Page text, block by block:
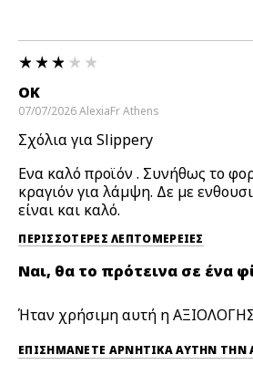
OK
07/07/2026AlexiaFrAthens
Σχόλια για Slippery
Ενα καλό προϊόν . Συνήθως το
κραγιόν για λάμψη. Δε με
είναι και καλό.
ΠΕΡΙΣΣΌΤΕΡΕΣ ΛΕΠΤΟΜΈΡΕΙΕΣ
Ναι, θα το πρότεινα σε ένα
Ήταν χρήσιμη αυτή η
ΕΠΙΣΗΜΆΝΕΤΕ